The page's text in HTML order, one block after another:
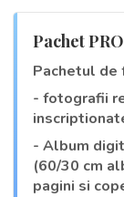
Pachet PRO
Pachetul de
- fotografii
- Album
(60/30 cm
pagini si